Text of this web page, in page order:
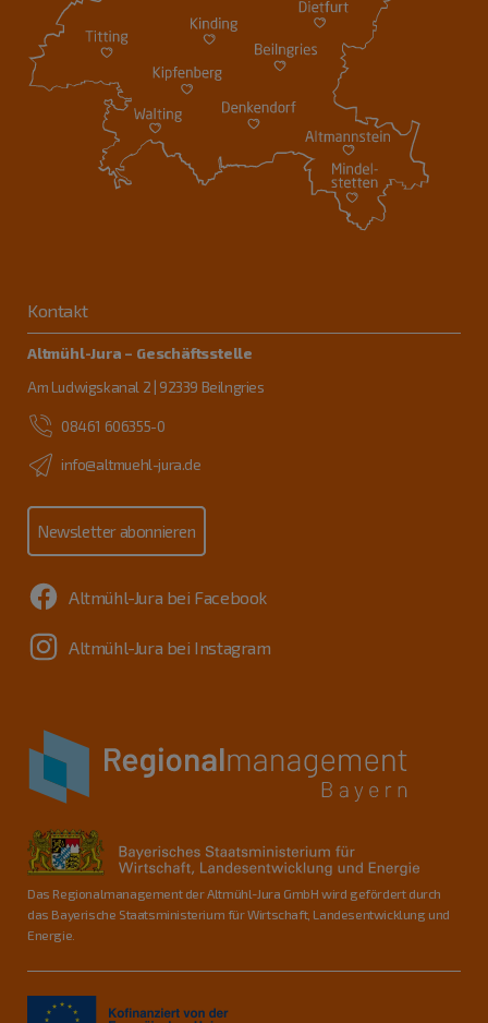
Kontakt
Altmühl-Jura – Geschäftsstelle
Am Ludwigskanal 2 | 92339 Beilngries
08461 606355-0
info@altmuehl-jura.de
Newsletter abonnieren
Altmühl-Jura bei Facebook
Altmühl-Jura bei Instagram
Das Regionalmanagement der Altmühl-Jura GmbH wird gefördert durch
das Bayerische Staatsministerium für Wirtschaft, Landesentwicklung und
Energie.